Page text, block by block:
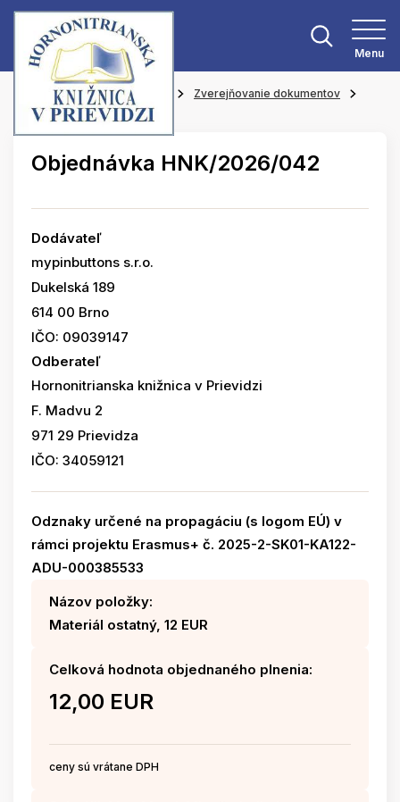
Menu
Hlavná stránka O knižnici
Zverejňovanie dokumentov
Objednávky
Objednávka HNK/2026/042
Dodávateľ
mypinbuttons s.r.o.
Dukelská 189
614 00 Brno
IČO: 09039147
Odberateľ
Hornonitrianska knižnica v Prievidzi
F. Madvu 2
971 29 Prievidza
IČO: 34059121
Odznaky určené na propagáciu (s logom EÚ) v
rámci projektu Erasmus+ č. 2025-2-SK01-KA122-
ADU-000385533
Názov položky:
Materiál ostatný, 12 EUR
Celková hodnota objednaného plnenia:
12,00 EUR
ceny sú vrátane DPH